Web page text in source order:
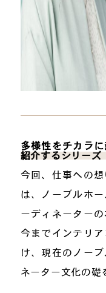
多様性をチカラ
紹介するシリーズ
今回、仕事への
は、ノーブルホ
ーディネーター
今までインテリ
け、現在のノー
ネーター文化の礎